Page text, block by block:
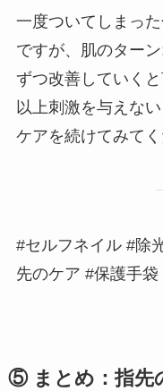
一度ついてしまっ
ですが、肌のター
ずつ改善していく
以上刺激を与えな
ケアを続けてみてく
#セルフネイル #除
先のケア #保護手袋
⑤ まとめ：指先